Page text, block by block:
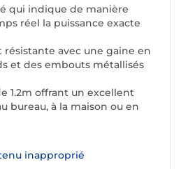
qui indique de manière
réel la puissance exacte
avec une gaine en
et des embouts métallisés
1.2m offrant un excellent
bureau, à la maison ou en
inapproprié